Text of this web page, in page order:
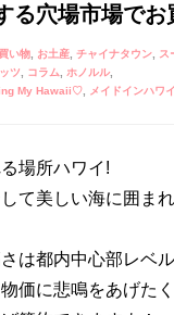
る穴場市場でお
買い物 お土産 チャイナタウン ス
ツ コラム ホノルル
My Hawaii♡ メイドインハワイ
場所ハワイ!
て美しい海に囲ま
は都内中心部レベル
価に悲鳴をあげた